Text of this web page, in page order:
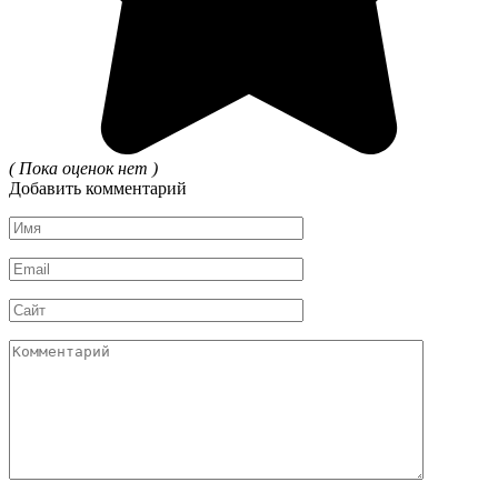
( Пока оценок нет )
Добавить комментарий
Имя
*
Email
*
Сайт
Комментарий